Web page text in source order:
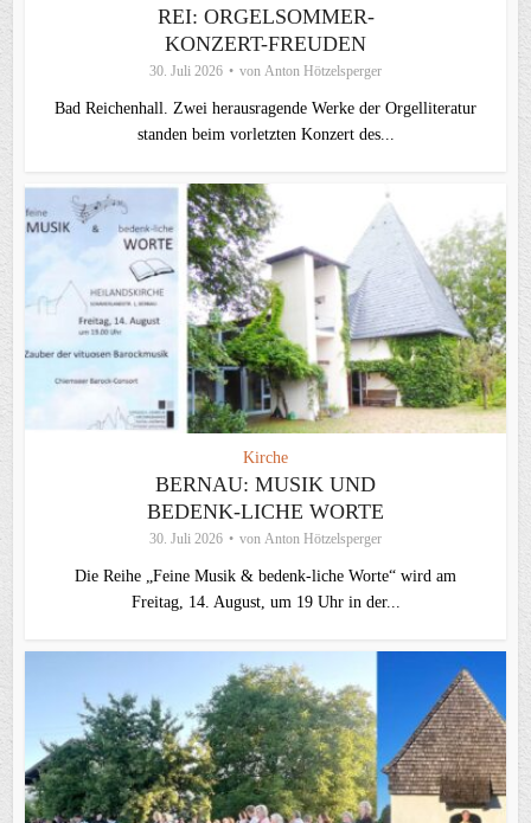
REI: ORGELSOMMER-
KONZERT-FREUDEN
30. Juli 2026 von Anton Hötzelsperger
Bad Reichenhall. Zwei herausragende Werke der Orgelliteratur
standen beim vorletzten Konzert des...
Kirche
BERNAU: MUSIK UND
BEDENK-LICHE WORTE
30. Juli 2026 von Anton Hötzelsperger
Die Reihe „Feine Musik & bedenk-liche Worte“ wird am
Freitag, 14. August, um 19 Uhr in der...